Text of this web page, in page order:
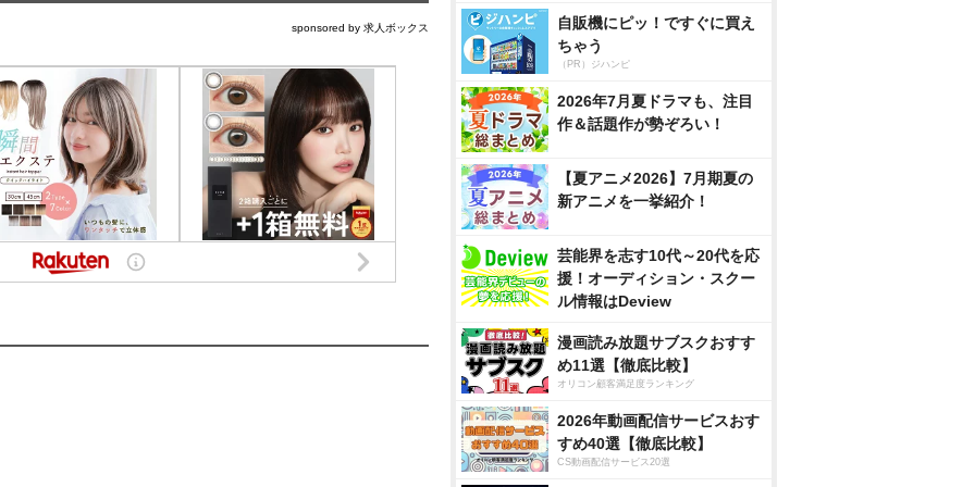
sponsored by 求人ボックス
自販機にピッ！ですぐに買え
ちゃう
（PR）ジハンピ
2026年7月夏ドラマも、注目
作＆話題作が勢ぞろい！
【夏アニメ2026】7月期夏の
新アニメを一挙紹介！
芸能界を志す10代～20代を応
援！オーディション・スクー
ル情報はDeview
漫画読み放題サブスクおすす
め11選【徹底比較】
オリコン顧客満足度ランキング
2026年動画配信サービスおす
すめ40選【徹底比較】
CS動画配信サービス20選